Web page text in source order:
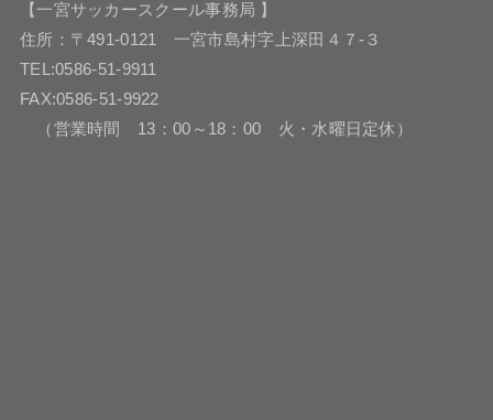
【一宮サッカースクール事務局 】
住所：〒491-0121 一宮市島村字上深田４７-３
TEL:0586-51-9911
FAX:0586-51-9922
（営業時間 13：00～18：00 火・水曜日定休）